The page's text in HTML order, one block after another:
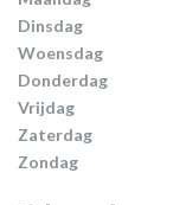
Dinsdag
Woensdag
Donderdag
Vrijdag
Zaterdag
Zondag